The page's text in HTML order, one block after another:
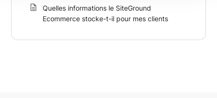
Quelles informations le SiteGround
Ecommerce stocke-t-il pour mes clients